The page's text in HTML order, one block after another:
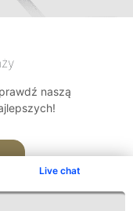
Live chat
naszą